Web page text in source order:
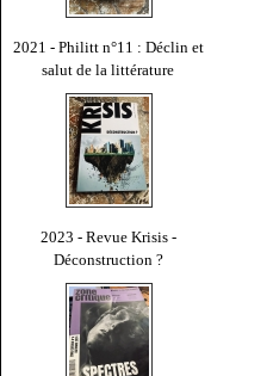
2021 - Philitt n°11 : Déclin et
salut de la littérature
2023 - Revue Krisis -
Déconstruction ?